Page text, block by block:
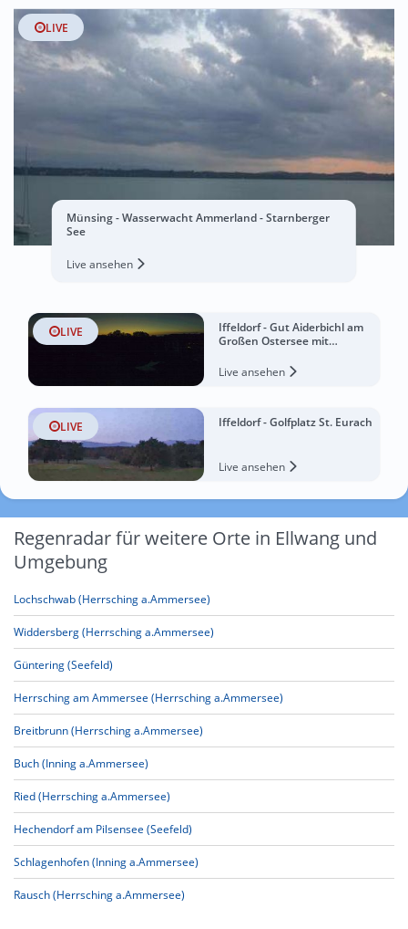
LIVE
Münsing - Wasserwacht Ammerland - Starnberger
See
Live ansehen
LIVE
Iffeldorf - Gut Aiderbichl am
Großen Ostersee mit
Live ansehen
LIVE Iffeldorf - Golfplatz St. Eurach
Live ansehen
Regenradar für weitere Orte in Ellwang und
Umgebung
Lochschwab (Herrsching a.Ammersee)
Widdersberg (Herrsching a.Ammersee)
Güntering (Seefeld)
Herrsching am Ammersee (Herrsching a.Ammersee)
Breitbrunn (Herrsching a.Ammersee)
Buch (Inning a.Ammersee)
Ried (Herrsching a.Ammersee)
Hechendorf am Pilsensee (Seefeld)
Schlagenhofen (Inning a.Ammersee)
Rausch (Herrsching a.Ammersee)